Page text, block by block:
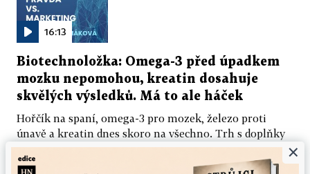
16:13
Biotechnoložka: Omega-3 před úpadkem
mozku nepomohou, kreatin dosahuje
skvělých výsledků. Má to ale háček
Hořčík na spaní, omega-3 pro mozek, železo proti
únavě a kreatin dnes skoro na všechno. Trh s doplňky
stravy slibuje řadu benefitů, ale které z...
6. 8. 2026 ▪ 16:13 min.
×